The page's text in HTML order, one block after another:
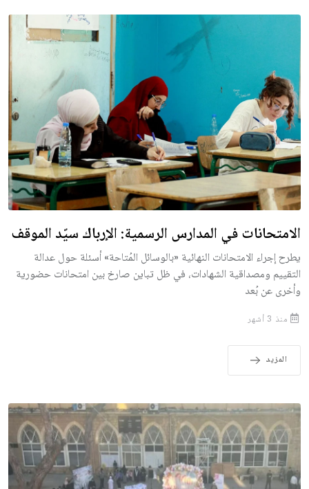
الامتحانات في المدارس الرسمية: الإرباك سيّد الموقف
يطرح إجراء الامتحانات النهائية «بالوسائل المُتاحة» أسئلة حول عدالة
التقييم ومصداقية الشهادات، في ظل تباين صارخ بين امتحانات حضورية
وأخرى عن بُعد
منذ 3 أشهر
المزيد